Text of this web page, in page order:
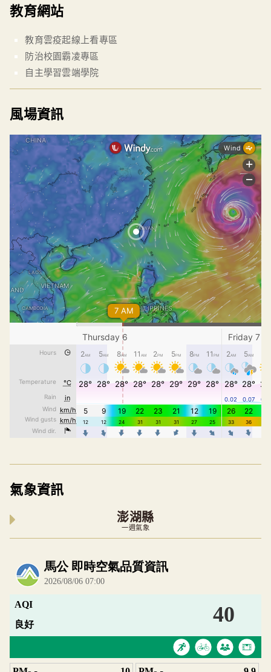
教育網站
教育雲疫起線上看專區
防治校園霸凌專區
自主學習雲端學院
風場資訊
氣象資訊
澎湖縣
一週氣象
內嵌空氣品質小工具為視覺預覽，完整即時空